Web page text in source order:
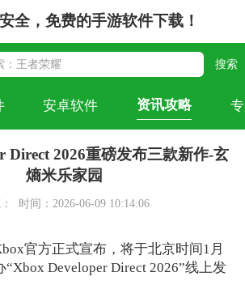
全，免费的手游软件下载！
安卓软件 资讯攻略
Direct 2026重磅发布三款新作-玄
熵米乐家园
时间：2026-06-09 10:14:06
官方正式宣布，将于北京时间1月
“Xbox Developer Direct 2026”线上发